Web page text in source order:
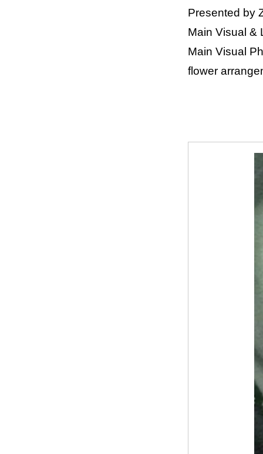
Presented by
Main Visual &
Main Visual
flower